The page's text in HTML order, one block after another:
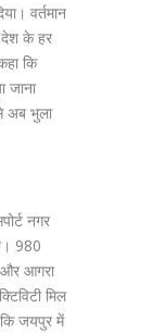
वर्तमान
देश के हर
कि
जाना
अब भुला
नगर
980
आगरा
मिल
जयपुर में